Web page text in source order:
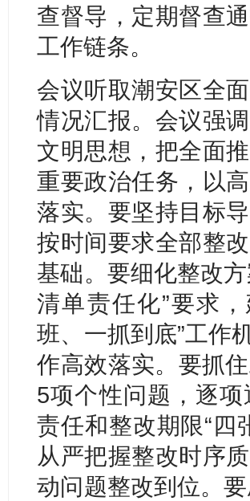
查督导，定期督查
工作链条。
会议听取潮安区全
情况汇报。会议强
文明思想，把全面
重要政治任务，以
落实。要坚持目标
按时间要求全部整
基础。要细化整改
清单责任化”要求
班、一抓到底”工作
作高效落实。要抓
5项个性问题，逐
责任和整改期限“四
从严把握整改时序
动问题整改到位。